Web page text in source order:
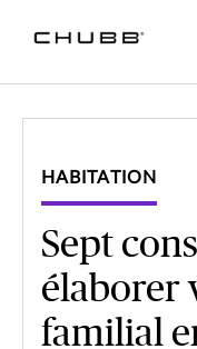
HABITATION
Sept
élaborer
familial